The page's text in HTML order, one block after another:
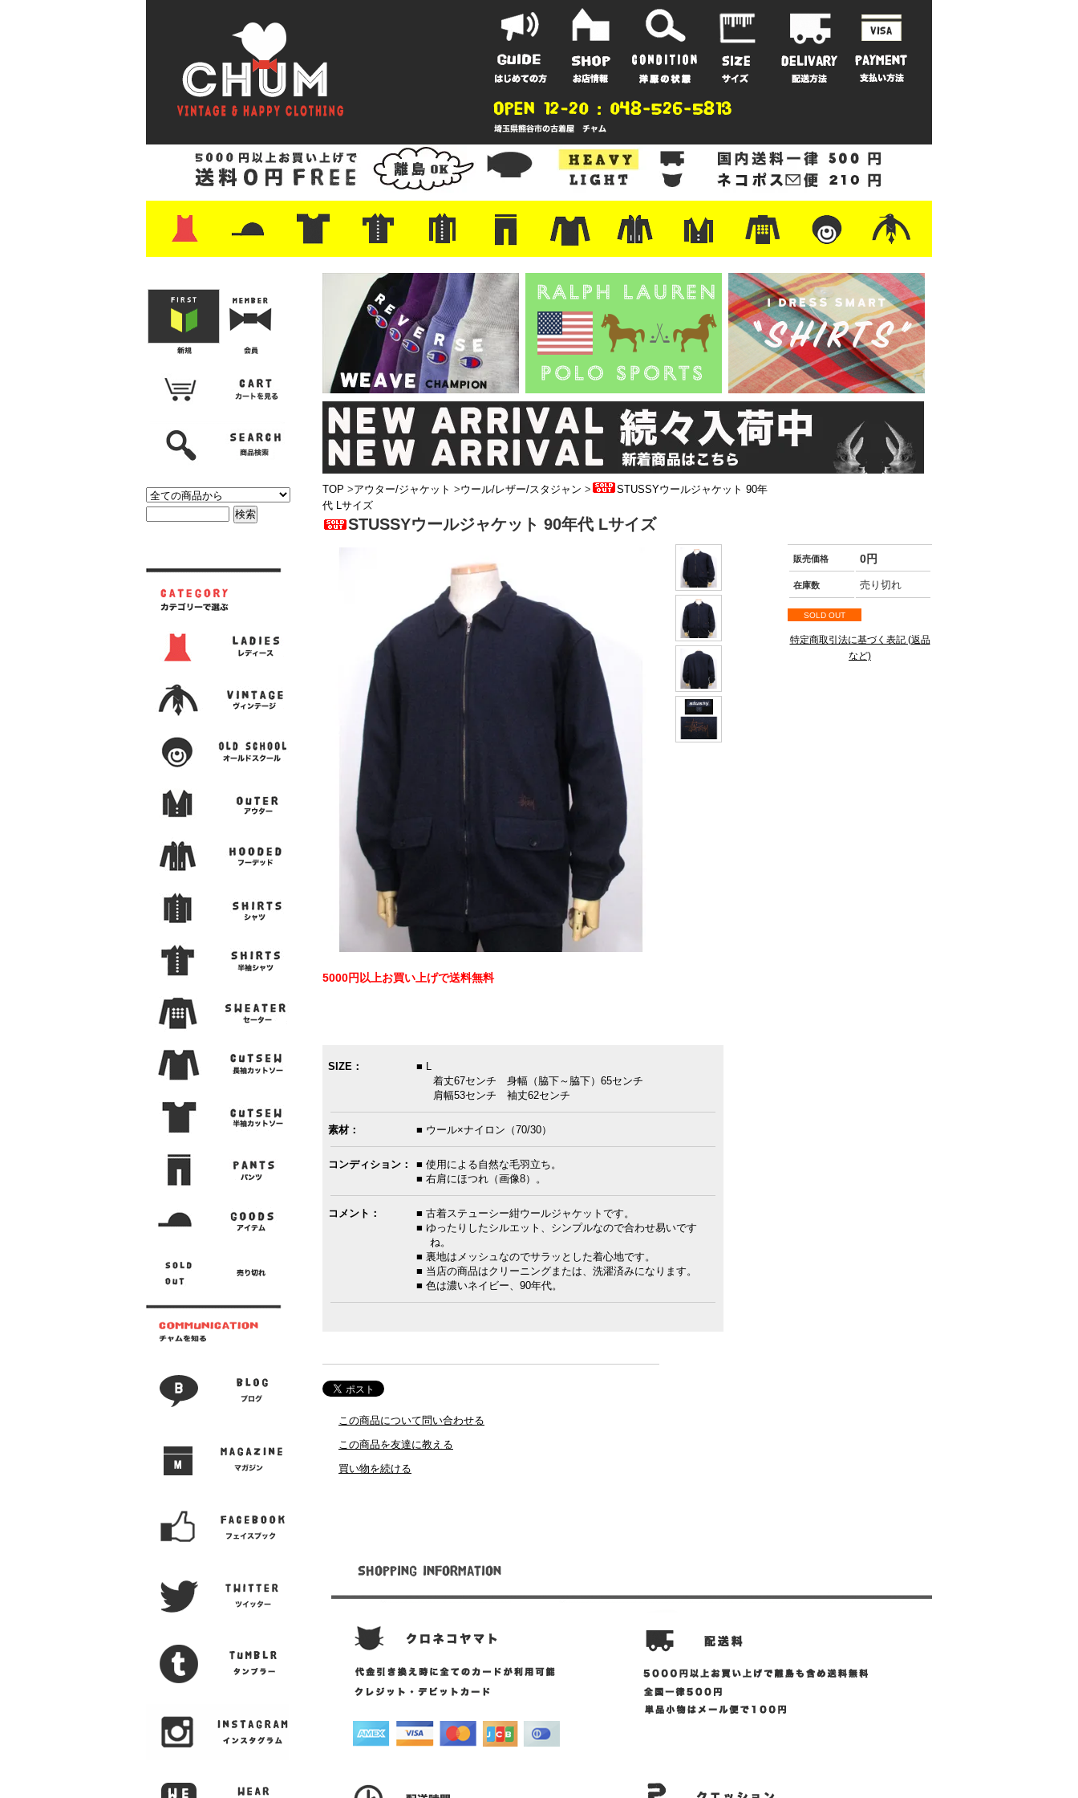
・レザーシューズ/スニーカー
・プリントTシャツ
・バンド/ツアー
・キャラクター
・Nike/adidas/スポーツ
・チャンピオン
・サーフ/スケート
・ボーダー/総柄/無地
・フットボール/リンガー
・タンクトップ/NBA・ポロシャツ
・半袖シャツ
・アロハ/サーフ/ボーリング
・ラルフ/ブランド
・無地/チェック/ストライプ
・ワーク/ミリタリー/ウエスタ
・ネル/ウール ・ショートパンツ
・アウトドア/グラミチ
・ジーンズ/ペインター
・Levi's RED
・ミリタリー/ワーク
・コーデュロイ/スタプレ
・コットン/スラックス/チノ
・オーバーオール/つなぎ
・ジャージ/スウェット/ナイロ
ン
・セントジェームス/ルミノア
・ロンT/サーマル/ラグビー・プリント/半袖/スウェット
・チャンピオン/リバース
・パーカー ・デニム/コットン
・アウトドア/フリース
・ジャージ/ナイロン
・ミリタリー/ワーク
・ウール/レザー
・スーツ/ジレ
TOP >アウター/ジャケット >ウール/レザー/スタジャン >
STUSSYウールジャケット 90年
代 Lサイズ
STUSSYウールジャケット 90年代 Lサイズ
販売価格 0円
在庫数 売り切れ
SOLD OUT
特定商取引法に基づく表記 (返品
など)
5000円以上お買い上げで送料無料
SIZE：
■ L
着丈67センチ 身幅（脇下～脇下）65センチ
肩幅53センチ 袖丈62センチ
素材： ■ ウール×ナイロン（70/30）
コンディション：
■ 使用による自然な毛羽立ち。
■ 右肩にほつれ（画像8）。
コメント：
■ 古着ステューシー紺ウールジャケットです。
■ ゆったりしたシルエット、シンプルなので合わせ易いです
ね。
■ 裏地はメッシュなのでサラッとした着心地です。
■ 当店の商品はクリーニングまたは、洗濯済みになります。
■ 色は濃いネイビー、90年代。
この商品について問い合わせる
この商品を友達に教える
買い物を続ける